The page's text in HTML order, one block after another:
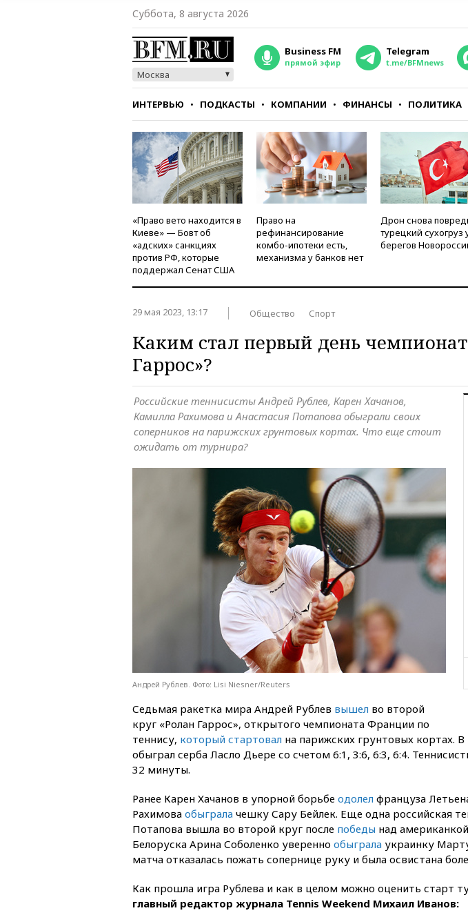
Суббота, 8 августа 2026
Москва
Business FM
прямой эфир
Telegram
t.me/BFMnews
ИНТЕРВЬЮ ПОДКАСТЫ КОМПАНИИ ФИНАНСЫ ПОЛИТИКА
СТИЛЬ ТЕСТЫ
«Право вето находится в
Киеве» — Бовт об
«адских» санкциях
против РФ, которые
поддержал Сенат США
Право на
рефинансирование
комбо-ипотеки есть,
механизма у банков нет
Дрон снова
турецкий сухогруз
берегов
29 мая 2023, 13:17 Общество Спорт
Каким стал первый день
Гаррос»?
Российские теннисисты Андрей Рублев, Карен Хачанов,
Камилла Рахимова и Анастасия Потапова обыграли своих
соперников на парижских грунтовых кортах. Что еще стоит
ожидать от турнира?
Андрей Рублев. Фото: Lisi Niesner/Reuters
Седьмая ракетка мира Андрей Рублев вышел во второй
круг «Ролан Гаррос», открытого чемпионата Франции по
теннису, который стартовал на парижских грунтовых кортах.
обыграл серба Ласло Дьере со счетом 6:1, 3:6, 6:3, 6:4.
32 минуты.
Ранее Карен Хачанов в упорной борьбе одолел француза
Рахимова обыграла чешку Сару Бейлек. Еще одна российская
Потапова вышла во второй круг после победы над
Белоруска Арина Соболенко уверенно обыграла украинку
матча отказалась пожать сопернице руку и была освистана
Как прошла игра Рублева и как в целом можно оценить старт
главный редактор журнала Tennis Weekend Михаил Иванов: